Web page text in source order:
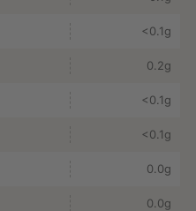
<0.1g
0.2g
<0.1g
<0.1g
0.0g
0.0g